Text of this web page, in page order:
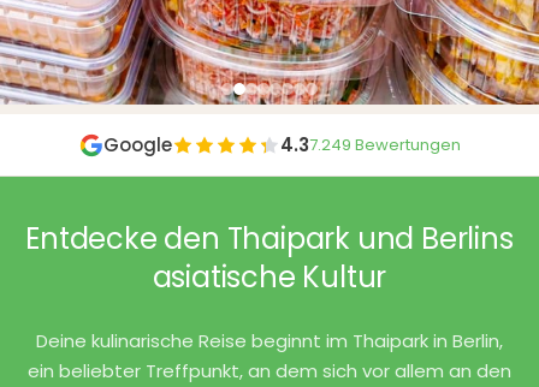
Google 4.37.249 Bewertungen
Entdecke den Thaipark und Berlins
asiatische Kultur
Deine kulinarische Reise beginnt im Thaipark in Berlin,
ein beliebter Treffpunkt, an dem sich vor allem an den